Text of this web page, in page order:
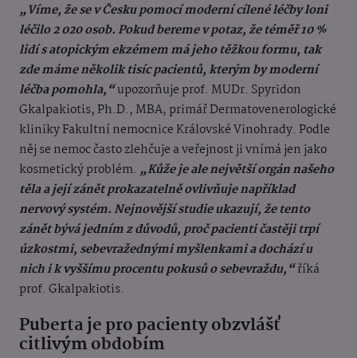
„Víme, že se v Česku pomocí moderní cílené léčby loni
léčilo 2 020 osob. Pokud bereme v potaz, že téměř 10 %
lidí s atopickým ekzémem má jeho těžkou formu, tak
zde máme několik tisíc pacientů, kterým by moderní
léčba pomohla,“upozorňuje prof. MUDr. Spyridon
Gkalpakiotis, Ph.D., MBA, primář Dermatovenerologické
kliniky Fakultní nemocnice Královské Vinohrady. Podle
něj se nemoc často zlehčuje a veřejnost ji vnímá jen jako
kosmetický problém. „Kůže je ale největší orgán našeho
těla a její zánět prokazatelně ovlivňuje například
nervový systém. Nejnovější studie ukazují, že tento
zánět bývá jedním z důvodů, proč pacienti častěji trpí
úzkostmi, sebevražednými myšlenkami a dochází u
nich i k vyššímu procentu pokusů o sebevraždu,“říká
prof. Gkalpakiotis.
Puberta je pro pacienty obzvlášť
citlivým obdobím